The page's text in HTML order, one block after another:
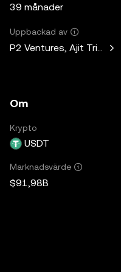
39 månader
Uppbackad av
P2 Ventures, Ajit
Om
Krypto
USDT
Marknadsvärde
$91,98B